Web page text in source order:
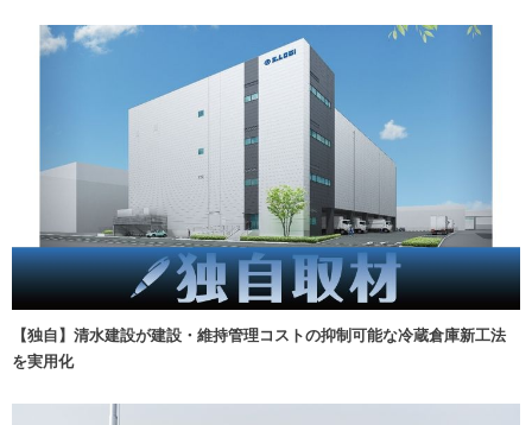
【独自】清水建設が建設・維持管理コストの抑制可能な冷蔵倉庫新工法
を実用化